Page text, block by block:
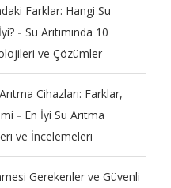
Farklar: Hangi Su
-Su Arıtımında 10
ve Çözümler
Cihazları: Farklar,
- En İyi Su Arıtma
ve İncelemeleri
Gerekenler ve Güvenli